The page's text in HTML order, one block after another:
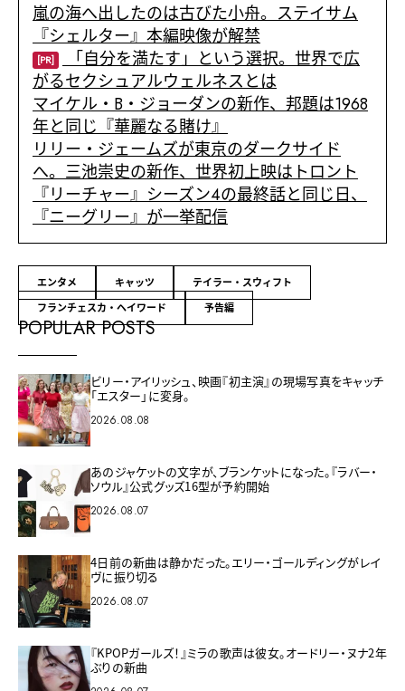
嵐の海へ出したのは古びた小舟。ステイサム
『シェルター』本編映像が解禁
[PR]
「自分を満たす」という選択。世界で広
がるセクシュアルウェルネスとは
マイケル・B・ジョーダンの新作、邦題は1968
年と同じ『華麗なる賭け』
リリー・ジェームズが東京のダークサイド
へ。三池崇史の新作、世界初上映はトロント
『リーチャー』シーズン4の最終話と同じ日、
『ニーグリー』が一挙配信
エンタメ キャッツ
テイラー・スウィフト
フランチェスカ・ヘイワード
予告編
POPULAR POSTS
ビリー・アイリッシュ、映画『初主演』の現場写真をキャッチ
「エスター」に変身。
2026.08.08
あのジャケットの文字が、ブランケットになった。『ラバー・
ソウル』公式グッズ16型が予約開始
2026.08.07
4日前の新曲は静かだった。エリー・ゴールディングがレイ
ヴに振り切る
2026.08.07
『KPOPガールズ！』ミラの歌声は彼女。オードリー・ヌナ2年
ぶりの新曲